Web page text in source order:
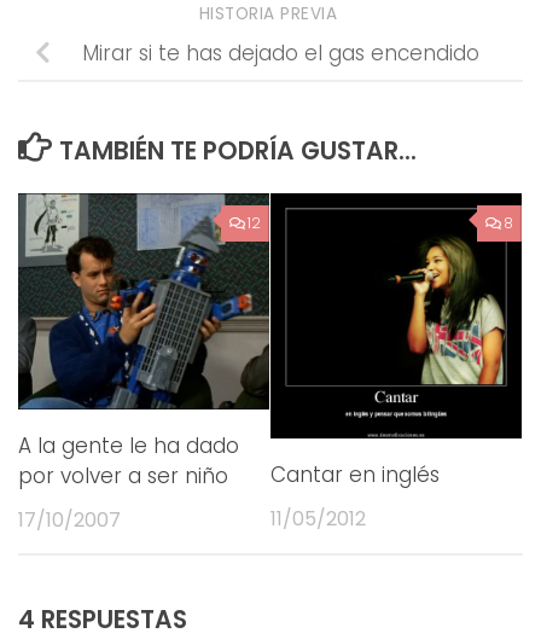
HISTORIA PREVIA
Mirar si te has dejado el gas encendido
TAMBIÉN TE PODRÍA GUSTAR...
12
A la gente le ha dado
por volver a ser niño
17/10/2007
8
Cantar en inglés
11/05/2012
4 RESPUESTAS